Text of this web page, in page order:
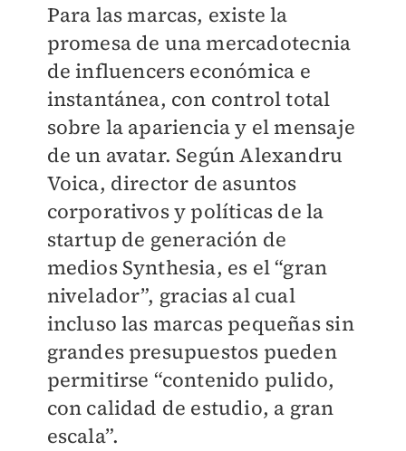
Para las marcas, existe la
promesa de una mercadotecnia
de influencers económica e
instantánea, con control total
sobre la apariencia y el mensaje
de un avatar. Según Alexandru
Voica, director de asuntos
corporativos y políticas de la
startup de generación de
medios Synthesia, es el “gran
nivelador”, gracias al cual
incluso las marcas pequeñas sin
grandes presupuestos pueden
permitirse “contenido pulido,
con calidad de estudio, a gran
escala”.